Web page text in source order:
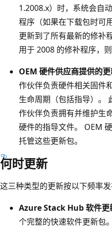
1.2008.x）时，系统会自
程序（如果在下载包时可
更新到了所有最新的修补
用于 2008 的修补程序，则
OEM 硬件供应商提供的
作伙伴负责硬件相关固件
生命周期（包括指导）。
作伙伴负责拥有并维护生
硬件的指导文件。 OEM
托管这些更新包。
何时更新
这三种类型的更新按以下频率发
Azure Stack Hub 软件更
个完整的快速软件更新包。